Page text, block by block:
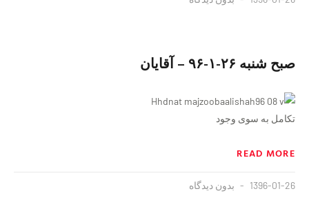
صبح شنبه ٢۶-١-٩۶ – آقایان
تكامل به سوی وجود
READ MORE
1396-01-26 بدون دیدگاه